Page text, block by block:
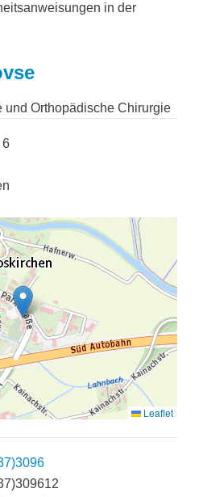
in der
und Orthopädische Chirurgie
6